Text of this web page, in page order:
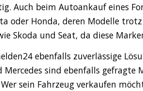
Auch beim Autoankauf eines
oder Honda, deren Modelle
Skoda und Seat, da diese
ebenfalls zuverlässige
sind ebenfalls
sein Fahrzeug verkaufen